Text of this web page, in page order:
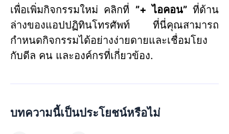
เพื่อเพิ่มกิจกรรมใหม่ คลิกที่ ”+ ไอคอน”ที่ด้าน
ล่างของแอปปฏิทินโทรศัพท์ ที่นี่คุณสามารถ
กำหนดกิจกรรมได้อย่างง่ายดายและเชื่อมโยง
กับดีล คน และองค์กรที่เกี่ยวข้อง.
บทความนี้เป็นประโยชน์หรือไม่